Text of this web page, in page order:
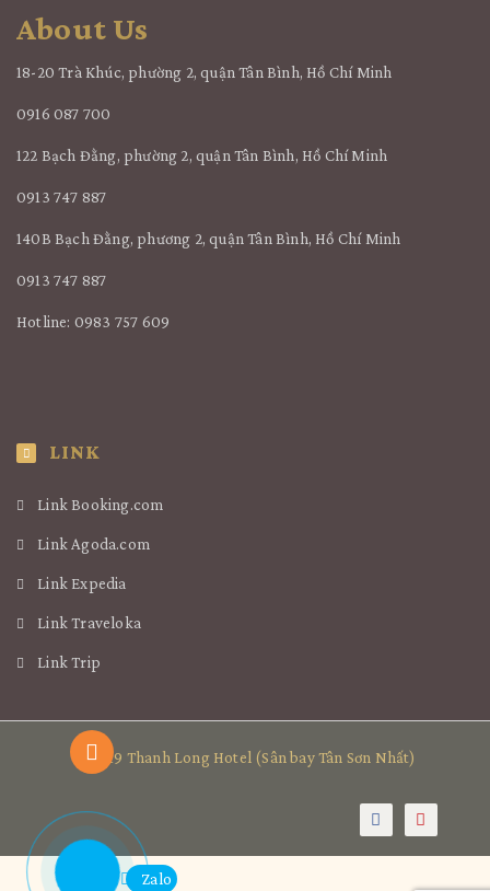
About Us
18-20 Trà Khúc, phường 2, quận Tân Bình, Hồ Chí Minh
0916 087 700
122 Bạch Đằng, phường 2, quận Tân Bình, Hồ Chí Minh
0913 747 887
140B Bạch Đằng, phương 2, quận Tân Bình, Hồ Chí Minh
0913 747 887
Hotline: 0983 757 609
LINK
Link Booking.com
Link Agoda.com
Link Expedia
Link Traveloka
Link Trip
© 2019 Thanh Long Hotel (Sân bay Tân Sơn Nhất)
Zalo